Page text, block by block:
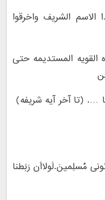
الاسم الشریف واخرقوا
القویه المستدیمه حتى
…. (تا آخر آیه شریفه)
مُسلِمینَ.لَولااَن رَبَطنا